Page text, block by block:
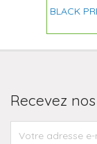
BLACK
Recevez